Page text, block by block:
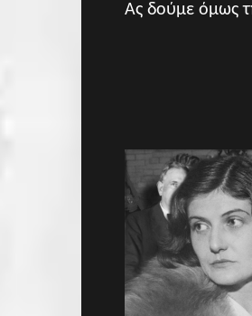
Ας δούμε όμως